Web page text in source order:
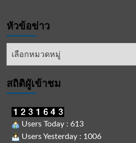
หัวข้อข่าว
หัวข้อ
สถิติผูัเข้าชม
Users Today : 613
Users Yesterday : 1006